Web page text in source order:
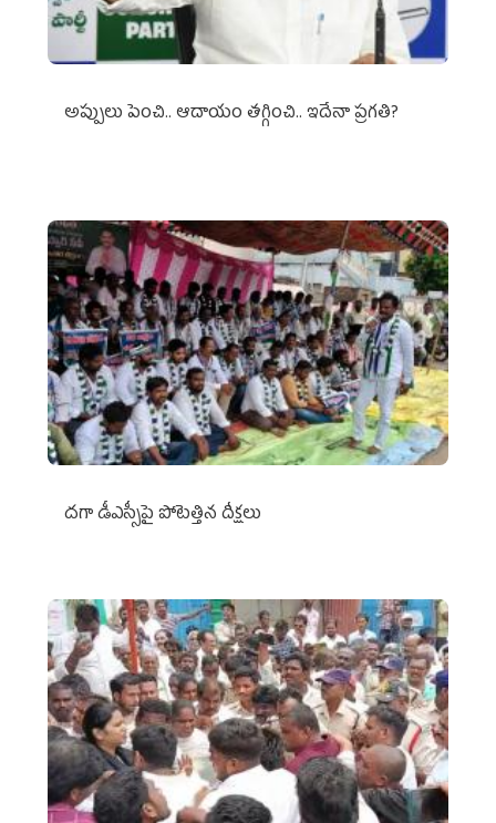
అప్పులు పెంచి.. ఆదాయం తగ్గించి.. ఇదేనా ప్రగతి?
దగా డీఎస్సీపై పోటెత్తిన దీక్షలు